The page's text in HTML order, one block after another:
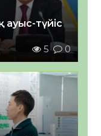
түйіс
5 0